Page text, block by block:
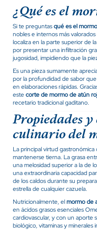
¿Qué es el
Si te preguntasqué es el
nobles e internos más
localiza en la parte superior de
por presentar una infiltración
jugosidad, impidiendo que la
Es una pieza sumamente
por la profundidad de sabor
en elaboraciones rápidas.
estecorte de mormo de atún
recetario tradicional gaditano.
Propiedades
culinario del
La principal virtud
mantenerse tierna. La grasa
una melosidad superior a la de
una extraordinaria capacidad
de los caldos durante su
estrella de cualquier cazuela.
Nutricionalmente, elmormo de
en ácidos grasos esenciales
cardiovascular, y con un aporte
biológico, vitaminas y minerales